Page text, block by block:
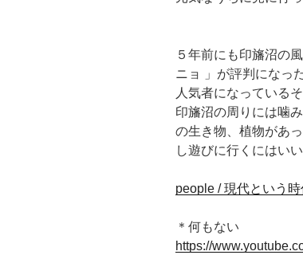
５年前にも印旛沼の
ニョ 」が評判になっ
人気者になっているそ
印旛沼の周りには噛
の生き物、植物があ
し遊びに行くにはい
people / 現代という
＊何もない
https://